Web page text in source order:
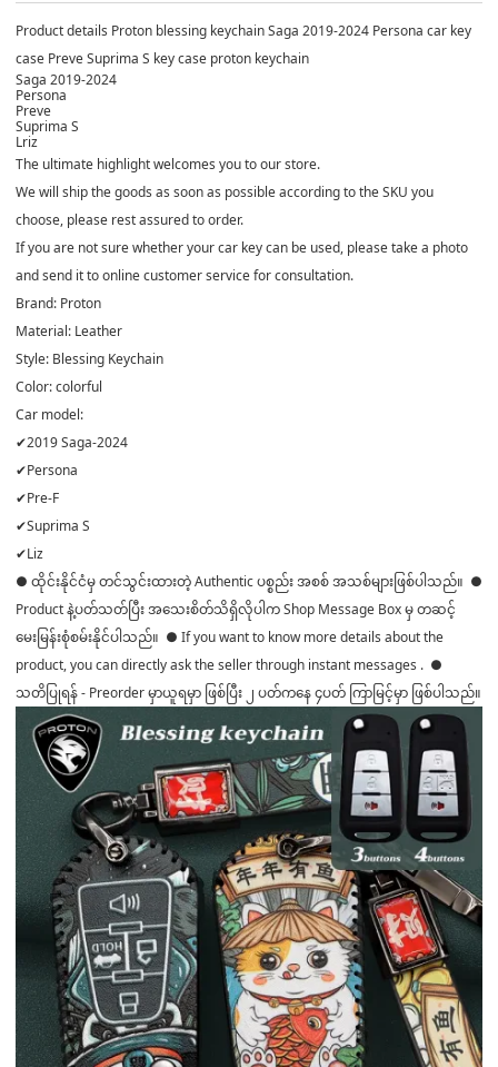
Product details Proton blessing keychain Saga 2019-2024 Persona car key
case Preve Suprima S key case proton keychain
Saga 2019-2024
Persona
Preve
Suprima S
Lriz
The ultimate highlight welcomes you to our store.
We will ship the goods as soon as possible according to the SKU you
choose, please rest assured to order.
If you are not sure whether your car key can be used, please take a photo
and send it to online customer service for consultation.
Brand: Proton
Material: Leather
Style: Blessing Keychain
Color: colorful
Car model:
✔2019 Saga-2024
✔Persona
✔Pre-F
✔Suprima S
✔Liz
● ထိုင်းနိုင်ငံမှ တင်သွင်းထားတဲ့ Authentic ပစ္စည်း အစစ် အသစ်များဖြစ်ပါသည်။ ●
Product နဲ့ပတ်သတ်ပြီး အသေးစိတ်သိရှိလိုပါက Shop Message Box မှ တဆင့်
မေးမြန်းစုံစမ်းနိုင်ပါသည်။ ● If you want to know more details about the
product, you can directly ask the seller through instant messages . ●
သတိပြုရန် - Preorder မှာယူရမှာ ဖြစ်ပြီး ၂ ပတ်ကနေ ၄ပတ် ကြာမြင့်မှာ ဖြစ်ပါသည်။